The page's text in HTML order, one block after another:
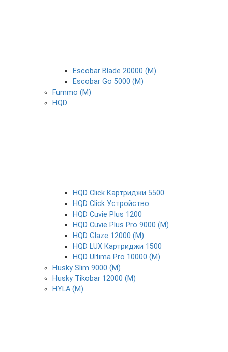
Escobar Blade 20000 (М)
Escobar Go 5000 (М)
Fummo (М)
HQD
HQD Click Картриджи 5500
HQD Click Устройство
HQD Cuvie Plus 1200
HQD Cuvie Plus Pro 9000 (М)
HQD Glaze 12000 (М)
HQD LUX Картриджи 1500
HQD Ultima Pro 10000 (М)
Husky Slim 9000 (М)
Husky Tikobar 12000 (М)
HYLA (М)